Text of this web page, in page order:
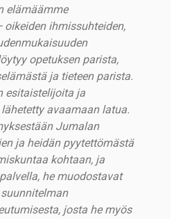
elämäämme
oikeiden ihmissuhteiden,
opetuksen parista,
ja tieteen parista.
esitaistelijoita ja
avaamaan latua.
Jumalan
ja heidän pyytettömästä
kohtaan, ja
he muodostavat
josta he myös